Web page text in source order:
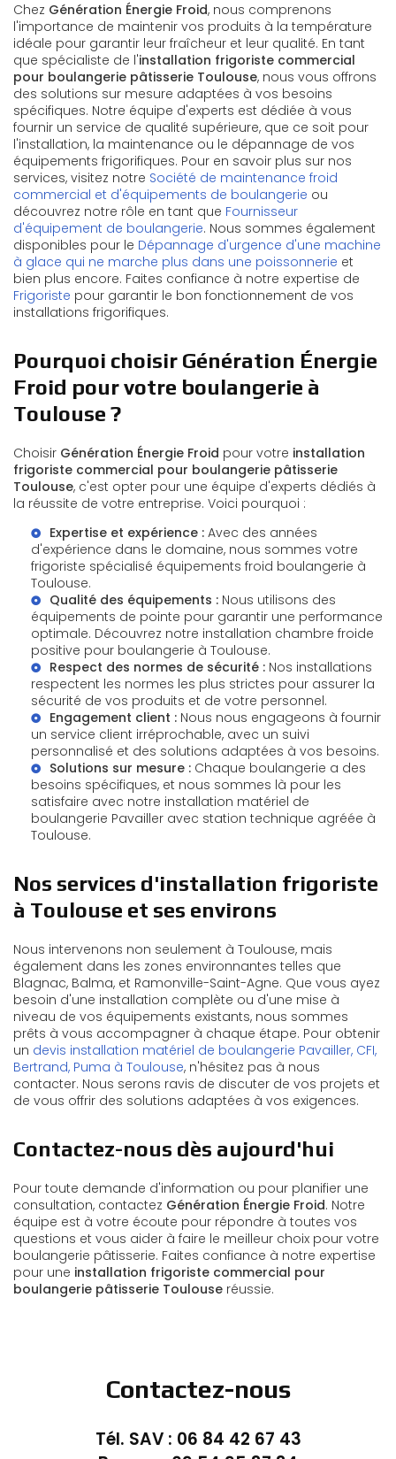
Chez Génération Énergie Froid, nous comprenons
l'importance de maintenir vos produits à la température
idéale pour garantir leur fraîcheur et leur qualité. En tant
que spécialiste de l'installation frigoriste commercial
pour boulangerie pâtisserie Toulouse, nous vous offrons
des solutions sur mesure adaptées à vos besoins
spécifiques. Notre équipe d'experts est dédiée à vous
fournir un service de qualité supérieure, que ce soit pour
l'installation, la maintenance ou le dépannage de vos
équipements frigorifiques. Pour en savoir plus sur nos
services, visitez notre Société de maintenance froid
commercial et d'équipements de boulangerie ou
découvrez notre rôle en tant que Fournisseur
d'équipement de boulangerie. Nous sommes également
disponibles pour le Dépannage d'urgence d'une machine
à glace qui ne marche plus dans une poissonnerie et
bien plus encore. Faites confiance à notre expertise de
Frigoriste pour garantir le bon fonctionnement de vos
installations frigorifiques.
Pourquoi choisir Génération Énergie
Froid pour votre boulangerie à
Toulouse ?
Choisir Génération Énergie Froid pour votre installation
frigoriste commercial pour boulangerie pâtisserie
Toulouse, c'est opter pour une équipe d'experts dédiés à
la réussite de votre entreprise. Voici pourquoi :
Expertise et expérience : Avec des années
d'expérience dans le domaine, nous sommes votre
frigoriste spécialisé équipements froid boulangerie à
Toulouse.
Qualité des équipements : Nous utilisons des
équipements de pointe pour garantir une performance
optimale. Découvrez notre installation chambre froide
positive pour boulangerie à Toulouse.
Respect des normes de sécurité : Nos installations
respectent les normes les plus strictes pour assurer la
sécurité de vos produits et de votre personnel.
Engagement client : Nous nous engageons à fournir
un service client irréprochable, avec un suivi
personnalisé et des solutions adaptées à vos besoins.
Solutions sur mesure : Chaque boulangerie a des
besoins spécifiques, et nous sommes là pour les
satisfaire avec notre installation matériel de
boulangerie Pavailler avec station technique agréée à
Toulouse.
Nos services d'installation frigoriste
à Toulouse et ses environs
Nous intervenons non seulement à Toulouse, mais
également dans les zones environnantes telles que
Blagnac, Balma, et Ramonville-Saint-Agne. Que vous ayez
besoin d'une installation complète ou d'une mise à
niveau de vos équipements existants, nous sommes
prêts à vous accompagner à chaque étape. Pour obtenir
un devis installation matériel de boulangerie Pavailler, CFI,
Bertrand, Puma à Toulouse, n'hésitez pas à nous
contacter. Nous serons ravis de discuter de vos projets et
de vous offrir des solutions adaptées à vos exigences.
Contactez-nous dès aujourd'hui
Pour toute demande d'information ou pour planifier une
consultation, contactez Génération Énergie Froid. Notre
équipe est à votre écoute pour répondre à toutes vos
questions et vous aider à faire le meilleur choix pour votre
boulangerie pâtisserie. Faites confiance à notre expertise
pour une installation frigoriste commercial pour
boulangerie pâtisserie Toulouse réussie.
Contactez-nous
Tél. SAV : 06 84 42 67 43